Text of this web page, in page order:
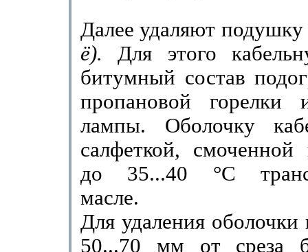
Далее удаляют
ё).Для этого
битумный состав
пропановой горел­ки
лампы. Оболочку
салфеткой, смоченной
до 35...40 °С
масле.
Для удаления оболочки
50...70 мм от среза